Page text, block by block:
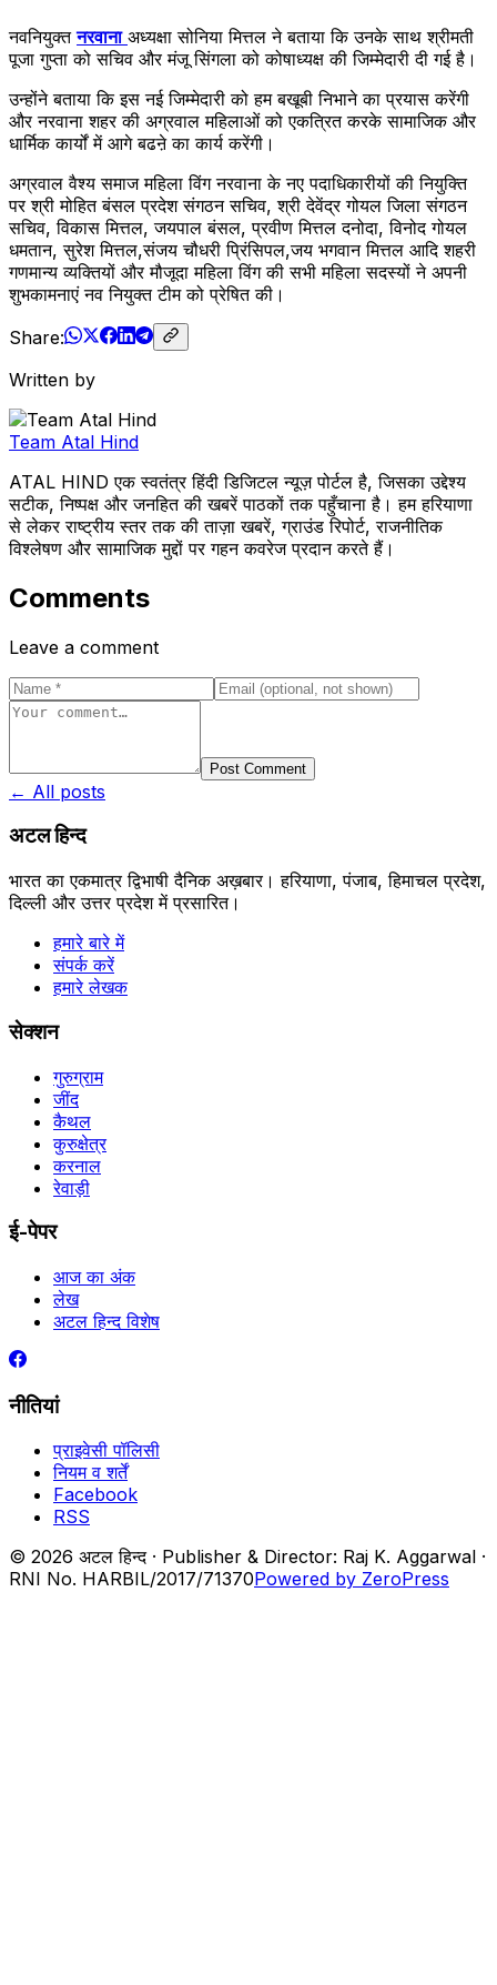
नवनियुक्तनरवाना अध्यक्षा सोनिया मित्तल ने बताया कि उनके साथ श्रीमती
पूजा गुप्ता को सचिव और मंजू सिंगला को कोषाध्यक्ष की जिम्मेदारी दी गई है।
उन्होंने बताया कि इस नई जिम्मेदारी को हम बखूबी निभाने का प्रयास करेंगी
और नरवाना शहर की अग्रवाल महिलाओं को एकत्रित करके सामाजिक और
धार्मिक कार्यों में आगे बढऩे का कार्य करेंगी।
अग्रवाल वैश्य समाज महिला विंग नरवाना के नए पदाधिकारीयों की नियुक्ति
पर श्री मोहित बंसल प्रदेश संगठन सचिव, श्री देवेंद्र गोयल जिला संगठन
सचिव, विकास मित्तल, जयपाल बंसल, प्रवीण मित्तल दनोदा, विनोद गोयल
धमतान, सुरेश मित्तल,संजय चौधरी प्रिंसिपल,जय भगवान मित्तल आदि शहरी
गणमान्य व्यक्तियों और मौजूदा महिला विंग की सभी महिला सदस्यों ने अपनी
शुभकामनाएं नव नियुक्त टीम को प्रेषित की।
Share:
Written by
Team Atal Hind
ATAL HIND एक स्वतंत्र हिंदी डिजिटल न्यूज़ पोर्टल है, जिसका उद्देश्य
सटीक, निष्पक्ष और जनहित की खबरें पाठकों तक पहुँचाना है। हम हरियाणा
से लेकर राष्ट्रीय स्तर तक की ताज़ा खबरें, ग्राउंड रिपोर्ट, राजनीतिक
विश्लेषण और सामाजिक मुद्दों पर गहन कवरेज प्रदान करते हैं।
Comments
Leave a comment
Post Comment
← All posts
अटल हिन्द
भारत का एकमात्र द्विभाषी दैनिक अख़बार। हरियाणा, पंजाब, हिमाचल प्रदेश,
दिल्ली और उत्तर प्रदेश में प्रसारित।
हमारे बारे में
संपर्क करें
हमारे लेखक
सेक्शन
गुरुग्राम
जींद
कैथल
कुरुक्षेत्र
करनाल
रेवाड़ी
ई-पेपर
आज का अंक
लेख
अटल हिन्द विशेष
नीतियां
प्राइवेसी पॉलिसी
नियम व शर्तें
Facebook
RSS
© 2026 अटल हिन्द · Publisher & Director: Raj K. Aggarwal ·
RNI No. HARBIL/2017/71370Powered by ZeroPress